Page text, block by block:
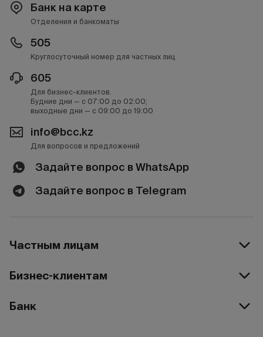
Банк на карте
Отделения и банкоматы
505
Круглосуточный номер для частных лиц
605
Для бизнес-клиентов.
Будние дни — с 07:00 до 02:00;
выходные дни — с 09:00 до 19:00
info@bcc.kz
Для вопросов и предложений
Задайте вопрос в WhatsApp
Задайте вопрос в Telegram
Частным лицам
Бизнес-клиентам
Банк